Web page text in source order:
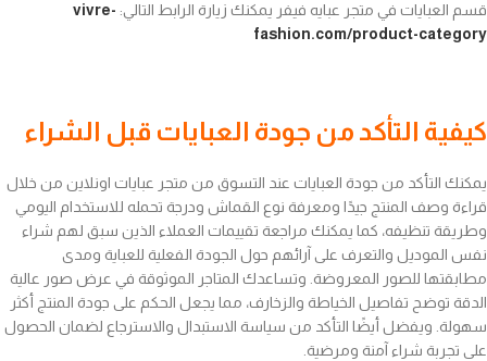
قسم العبايات في متجر عبايه فيفر يمكنك زيارة الرابط التالي: vivre-
fashion.com/product-category
كيفية التأكد من جودة العبايات قبل الشراء
يمكنك التأكد من جودة العبايات عند التسوق من متجر عبايات اونلاين من خلال
قراءة وصف المنتج جيدًا ومعرفة نوع القماش ودرجة تحمله للاستخدام اليومي
وطريقة تنظيفه، كما يمكنك مراجعة تقييمات العملاء الذين سبق لهم شراء
نفس الموديل والتعرف على آرائهم حول الجودة الفعلية للعباية ومدى
مطابقتها للصور المعروضة. وتساعدك المتاجر الموثوقة في عرض صور عالية
الدقة توضح تفاصيل الخياطة والزخارف، مما يجعل الحكم على جودة المنتج أكثر
سهولة. ويفضل أيضًا التأكد من سياسة الاستبدال والاسترجاع لضمان الحصول
على تجربة شراء آمنة ومرضية.